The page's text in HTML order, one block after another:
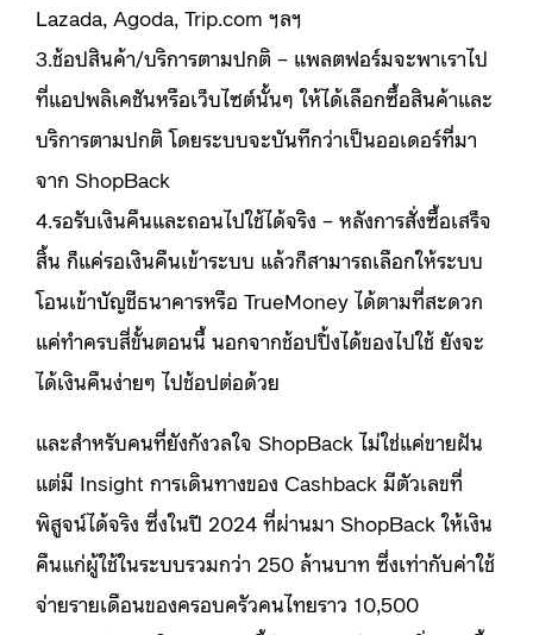
Lazada, Agoda, Trip.com ฯลฯ
3.ช้อปสินค้า/บริการตามปกติ – แพลตฟอร์มจะพาเราไป
ที่แอปพลิเคชันหรือเว็บไซต์นั้นๆ ให้ได้เลือกซื้อสินค้าและ
บริการตามปกติ โดยระบบจะบันทึกว่าเป็นออเดอร์ที่มา
จาก ShopBack
4.รอรับเงินคืนและถอนไปใช้ได้จริง – หลังการสั่งซื้อเสร็จ
สิ้น ก็แค่รอเงินคืนเข้าระบบ แล้วก็สามารถเลือกให้ระบบ
โอนเข้าบัญชีธนาคารหรือ TrueMoney ได้ตามที่สะดวก
แค่ทำครบสี่ขั้นตอนนี้ นอกจากช้อปปิ้งได้ของไปใช้ ยังจะ
ได้เงินคืนง่ายๆ ไปช้อปต่อด้วย
และสำหรับคนที่ยังกังวลใจ ShopBack ไม่ใช่แค่ขายฝัน
แต่มี Insight การเดินทางของ Cashback มีตัวเลขที่
พิสูจน์ได้จริง ซึ่งในปี 2024 ที่ผ่านมา ShopBack ให้เงิน
คืนแก่ผู้ใช้ในระบบรวมกว่า 250 ล้านบาท ซึ่งเท่ากับค่าใช้
จ่ายรายเดือนของครอบครัวคนไทยราว 10,500